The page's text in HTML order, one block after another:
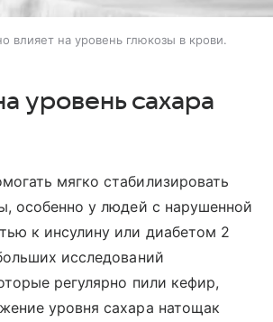
влияет на уровень глюкозы в крови.
уровень сахара
мягко стабилизировать
особенно у людей с нарушенной
к инсулину или диабетом 2
исследований
регулярно пили кефир,
уровня сахара натощак